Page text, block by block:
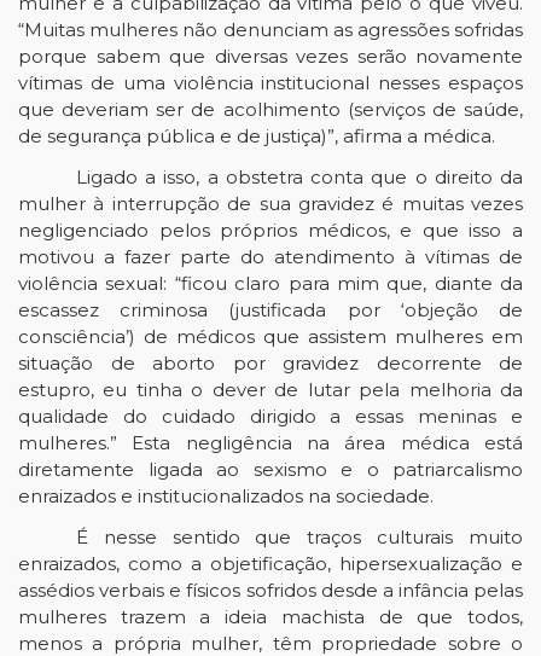
“Muitas mulheres não denunciam as agressões sofridas
porque sabem que diversas vezes serão novamente
vítimas de uma violência institucional nesses espaços
que deveriam ser de acolhimento (serviços de saúde,
de segurança pública e de justiça)”, afirma a médica.
Ligado a isso, a obstetra conta que o direito da
mulher à interrupção de sua gravidez é muitas vezes
negligenciado pelos próprios médicos, e que isso a
motivou a fazer parte do atendimento à vítimas de
violência sexual: “ficou claro para mim que, diante da
escassez criminosa (justificada por ‘objeção de
consciência’) de médicos que assistem mulheres em
situação de aborto por gravidez decorrente de
estupro, eu tinha o dever de lutar pela melhoria da
qualidade do cuidado dirigido a essas meninas e
mulheres.” Esta negligência na área médica está
diretamente ligada ao sexismo e o patriarcalismo
enraizados e institucionalizados na sociedade.
É nesse sentido que traços culturais muito
enraizados, como a objetificação, hipersexualização e
assédios verbais e físicos sofridos desde a infância pelas
mulheres trazem a ideia machista de que todos,
menos a própria mulher, têm propriedade sobre o